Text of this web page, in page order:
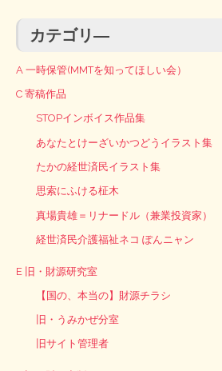
カテゴリ―
A 一時保管(MMTを知ってほしい会）
C 寄稿作品
STOPインボイス作品集
あなたとけーざいかつどうイラスト集
たかの経世済民イラスト集
思索にふける柾木
真場貴雄＝リナードル（兼業投資家）
経世済民介護福祉ネコ ぽんニャン
E 旧・財源研究室
【国の、本当の】財源チラシ
旧・うみかぜ分室
旧サイト管理者